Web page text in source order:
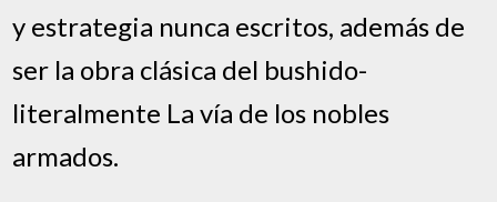
y estrategia nunca escritos, además de
ser la obra clásica del bushido-
literalmente La vía de los nobles
armados.